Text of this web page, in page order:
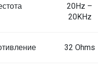
20Hz –
20KHz
32 Ohms